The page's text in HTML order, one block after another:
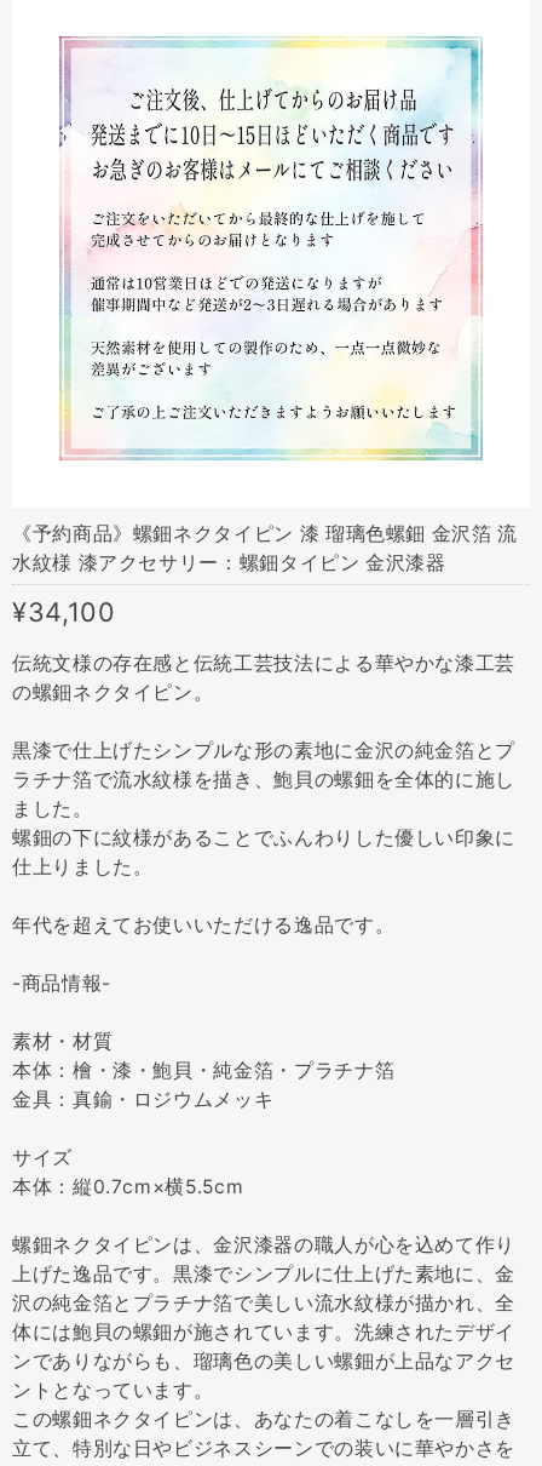
《予約商品》螺鈿ネクタイピン 漆 瑠璃色螺鈿 金沢箔 流
水紋様 漆アクセサリー：螺鈿タイピン 金沢漆器
¥34,100
伝統文様の存在感と伝統工芸技法による華やかな漆工芸
の螺鈿ネクタイピン。
黒漆で仕上げたシンプルな形の素地に金沢の純金箔とプ
ラチナ箔で流水紋様を描き、鮑貝の螺鈿を全体的に施し
ました。
螺鈿の下に紋様があることでふんわりした優しい印象に
仕上りました。
年代を超えてお使いいただける逸品です。
-商品情報-
素材・材質
本体：檜・漆・鮑貝・純金箔・プラチナ箔
金具：真鍮・ロジウムメッキ
サイズ
本体：縦0.7cm×横5.5cm
螺鈿ネクタイピンは、金沢漆器の職人が心を込めて作り
上げた逸品です。黒漆でシンプルに仕上げた素地に、金
沢の純金箔とプラチナ箔で美しい流水紋様が描かれ、全
体には鮑貝の螺鈿が施されています。洗練されたデザイ
ンでありながらも、瑠璃色の美しい螺鈿が上品なアクセ
ントとなっています。
この螺鈿ネクタイピンは、あなたの着こなしを一層引き
立て、特別な日やビジネスシーンでの装いに華やかさを